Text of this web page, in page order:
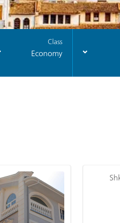
Class
Economy